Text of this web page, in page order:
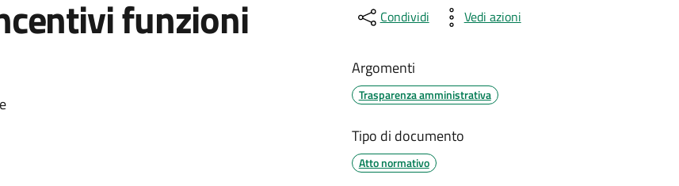
funzioni Condividi Vedi azioni
Argomenti
Trasparenza amministrativa
Tipo di documento
Atto normativo